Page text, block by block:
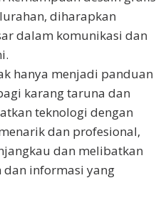
diharapkan
dalam komunikasi dan
hanya menjadi panduan
karang taruna dan
teknologi dengan
dan profesional,
dan melibatkan
informasi yang